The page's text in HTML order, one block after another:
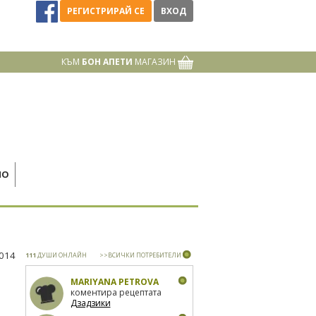
РЕГИСТРИРАЙ СЕ ВХОД
КЪМ БОН АПЕТИ МАГАЗИН
111 ДУШИ ОНЛАЙН >>ВСИЧКИ ПОТРЕБИТЕЛИ
MARIYANA PETROVA
коментира рецептата
Дзадзики